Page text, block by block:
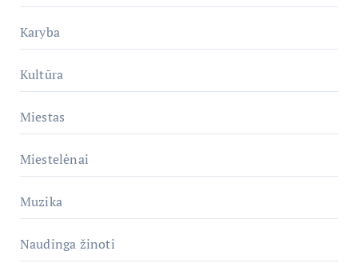
Karyba
Kultūra
Miestas
Miestelėnai
Muzika
Naudinga žinoti